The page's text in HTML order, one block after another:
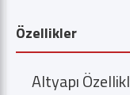
Özellikler
Altyapı